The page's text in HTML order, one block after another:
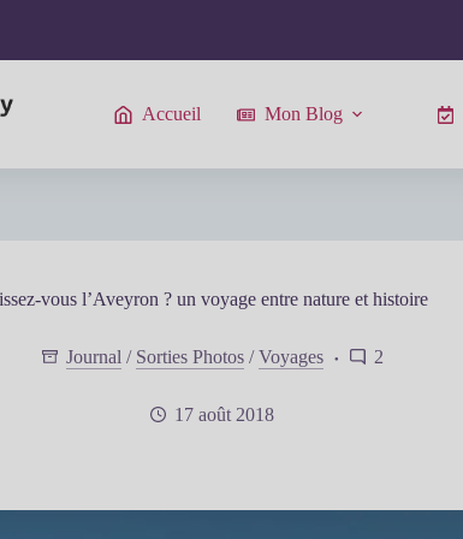
Accueil Mon Blog
vous l’Aveyron ? un voyage entre nature et histoire
Journal / Sorties Photos/Voyages 2
17 août 2018